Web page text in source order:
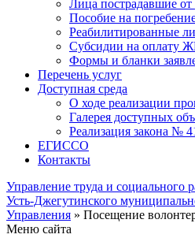
Лица пострадавшие от
Пособие на
Реабилитированные
Субсидии на оплату
Формы и бланки
Перечень услуг
Доступная среда
О ходе реализации
Галерея доступных
Реализация закона №
ЕГИСCО
Контакты
Управление труда и социального
Усть-Джегутинского
Управления » Посещение
Меню сайта